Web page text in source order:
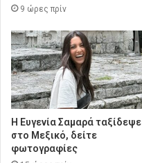
9 ώρες πρίν
Η Ευγενία Σαμαρά ταξίδεψε
στο Μεξικό, δείτε
φωτογραφίες